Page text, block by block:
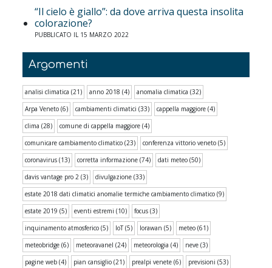
“Il cielo è giallo”: da dove arriva questa insolita
colorazione?
PUBBLICATO IL 15 MARZO 2022
Argomenti
analisi climatica (21) anno 2018 (4) anomalia climatica (32)
Arpa Veneto (6) cambiamenti climatici (33) cappella maggiore (4)
clima (28) comune di cappella maggiore (4)
comunicare cambiamento climatico (23) conferenza vittorio veneto (5)
coronavirus (13) corretta informazione (74) dati meteo (50)
davis vantage pro 2 (3) divulgazione (33)
estate 2018 dati climatici anomalie termiche cambiamento climatico (9)
estate 2019 (5) eventi estremi (10) focus (3)
inquinamento atmosferico (5) IoT(5) lorawan (5) meteo (61)
meteobridge (6) meteoravanel (24) meteorologia (4) neve (3)
pagine web (4) pian cansiglio (21) prealpi venete (6) previsioni (53)